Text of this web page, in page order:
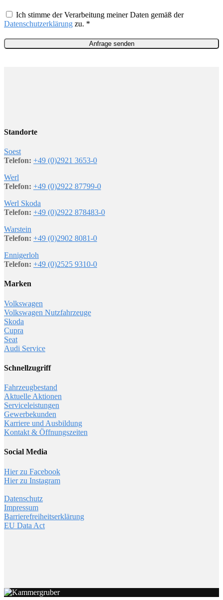
Ich stimme der Verarbeitung meiner Daten gemäß der
Datenschutzerklärung zu. *
Standorte
Soest
Telefon: +49 (0)2921 3653-0
Werl
Telefon: +49 (0)2922 87799-0
Werl Skoda
Telefon: +49 (0)2922 878483-0
Warstein
Telefon: +49 (0)2902 8081-0
Ennigerloh
Telefon: +49 (0)2525 9310-0
Marken
Volkswagen
Volkswagen Nutzfahrzeuge
Skoda
Cupra
Seat
Audi Service
Schnellzugriff
Fahrzeugbestand
Aktuelle Aktionen
Serviceleistungen
Gewerbekunden
Karriere und Ausbildung
Kontakt & Öffnungszeiten
Social Media
Hier zu Facebook
Hier zu Instagram
Datenschutz
Impressum
Barrierefreiheitserklärung
EU Data Act